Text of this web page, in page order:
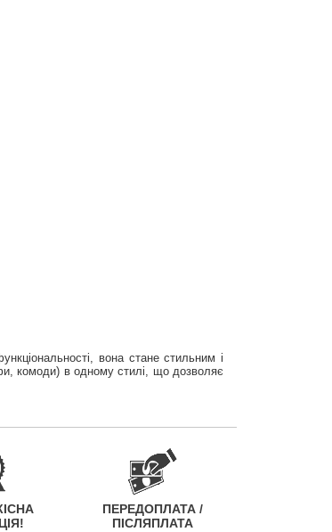
вона стане стильним і
комоди) в одному стилі, що дозволяє
ПЕРЕДОПЛАТА /
ПІСЛЯПЛАТА